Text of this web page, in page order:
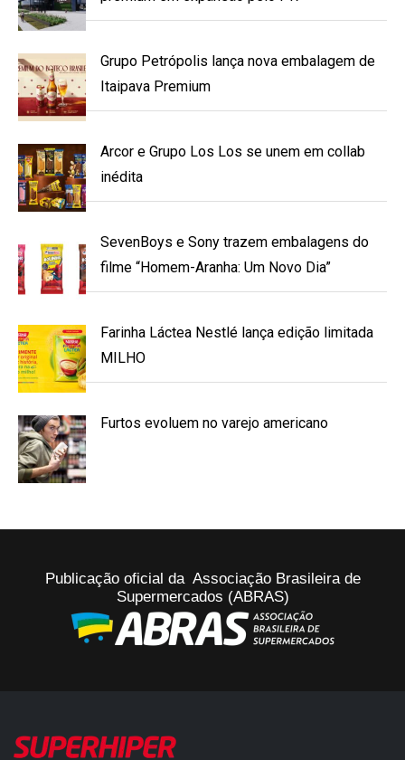
Grupo Petrópolis lança nova embalagem de
Itaipava Premium
Arcor e Grupo Los Los se unem em collab
inédita
SevenBoys e Sony trazem embalagens do
filme “Homem-Aranha: Um Novo Dia”
Farinha Láctea Nestlé lança edição limitada
MILHO
Furtos evoluem no varejo americano
Publicação oficial da Associação Brasileira de
Supermercados (ABRAS)